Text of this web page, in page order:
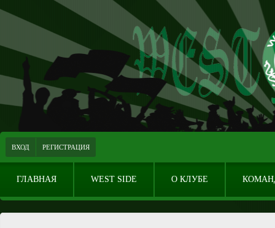
ВХОД РЕГИСТРАЦИЯ
ГЛАВНАЯ WEST SIDE О КЛУБЕ